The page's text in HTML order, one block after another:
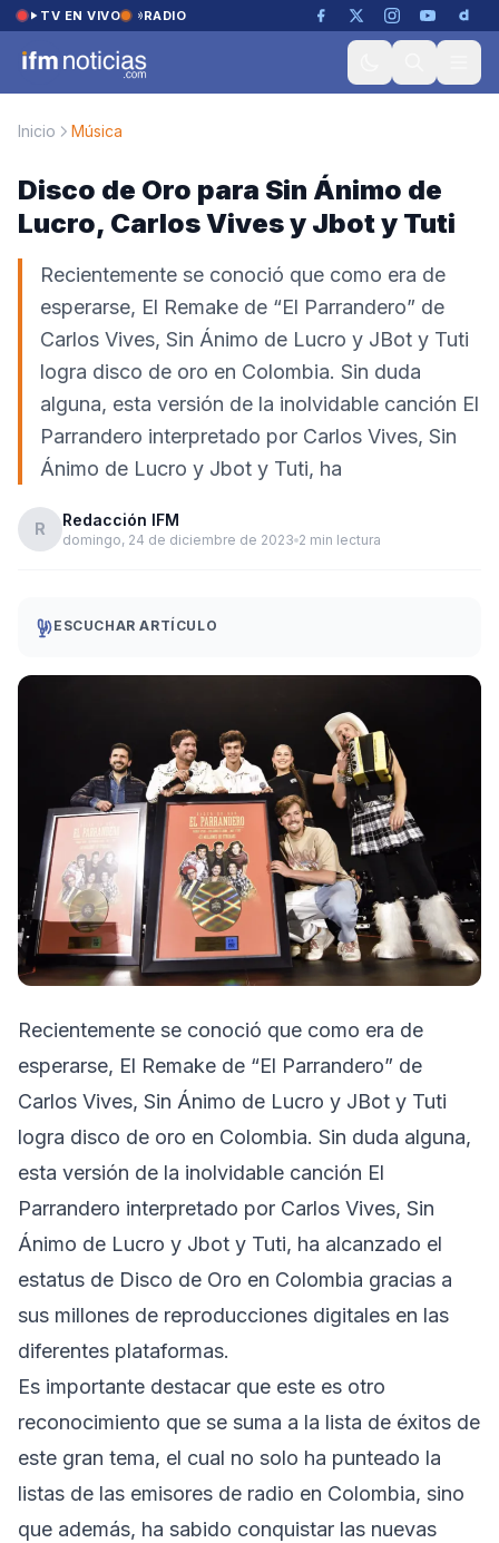
Saltar al contenido
TV EN VIVO RADIO
Inicio Música
Disco de Oro para Sin Ánimo de
Lucro, Carlos Vives y Jbot y Tuti
Recientemente se conoció que como era de
esperarse, El Remake de “El Parrandero” de
Carlos Vives, Sin Ánimo de Lucro y JBot y Tuti
logra disco de oro en Colombia. Sin duda
alguna, esta versión de la inolvidable canción El
Parrandero interpretado por Carlos Vives, Sin
Ánimo de Lucro y Jbot y Tuti, ha
R Redacción IFM
domingo, 24 de diciembre de 2023 2 min lectura
ESCUCHAR ARTÍCULO
Recientemente se conoció que como era de
esperarse, El Remake de “El Parrandero” de
Carlos Vives, Sin Ánimo de Lucro y JBot y Tuti
logra disco de oro en Colombia. Sin duda alguna,
esta versión de la inolvidable canción El
Parrandero interpretado por Carlos Vives, Sin
Ánimo de Lucro y Jbot y Tuti, ha alcanzado el
estatus de Disco de Oro en Colombia gracias a
sus millones de reproducciones digitales en las
diferentes plataformas.
Es importante destacar que este es otro
reconocimiento que se suma a la lista de éxitos de
este gran tema, el cual no solo ha punteado la
listas de las emisores de radio en Colombia, sino
que además, ha sabido conquistar las nuevas